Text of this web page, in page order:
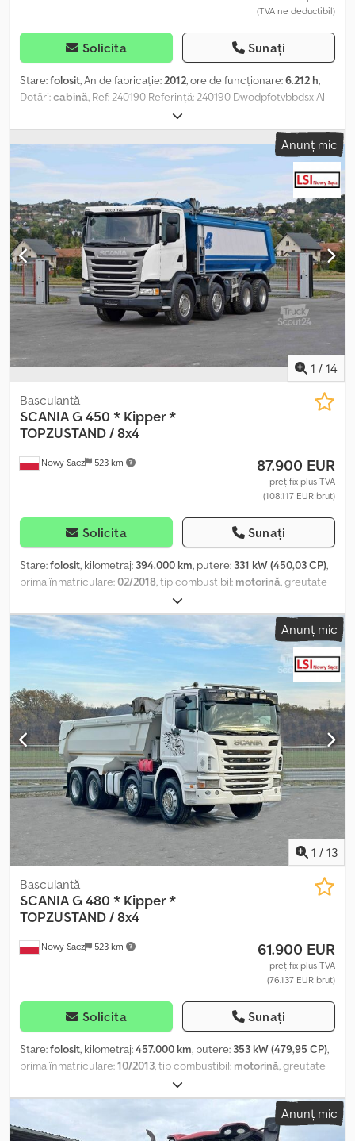
(TVA ne deductibil)
Solicita Sunați
Stare:folosit, An de fabricație:2012, ore de funcționare:6.212 h,
Dotări:cabină, Ref: 240190 Referință: 240190 Dwodpfotvbbdsx Al
Aoa Tip: Tractor agricol Marcă / Model: NEW HOLLAND T7.235 Dată
prima înmatriculare: 20/12/2012 Ore funcționare: 6212 h Preț de
vânzare fără TVA. Livrarea este posibilă contra cost suplimentar.
Mai multe informații și fotografii sunt disponibile pe site-ul nostru!
Programați o vizită pentru a vă putea primi în cele mai bune
condiții! Compania noastră, specializată în achiziția și vânzarea
echipamentelor profesionale, vă oferă și posibilitatea de a prelua
orice tip de utilaje profesionale, evaluarea fiind rapidă și plata
imediată. Vă așteptăm cu plăcere în noile noastre birouri situate
pe strada Route d’Eschau nr. 17, 67400 ILLKIRCH-GRAFFENSTADEN
Dispunem de un parc cu o suprafață de peste 100.000 m² la sud
de Strasbourg și un atelier complet echipat, având peste 350 de
echipamente în stoc, inclusiv utilaje de construcții, manipulare,
agricole, vehicule grele, autoturisme și autoutilitare, cu stocuri
reînnoite lunar. *Descrierea este oferită cu rezervă pentru
eventuale erori. Putere: 185 CP (DIN) Număr tracțiune: 4x4 Tip
Anunț mic
1 / 14
Nowy Sacz 523 km
Basculantă
SCANIAG 450 * Kipper *
TOPZUSTAND / 8x4
87.900 EUR
preț fix plus TVA
(108.117 EUR brut)
Solicita Sunați
Stare:folosit, kilometraj: 394.000 km, putere: 331 kW (450,03 CP),
prima înmatriculare:02/2018 , tip combustibil: motorină , greutate
, configurație ax:3 axe
angrenaj:semiautomat, An de fabricație:2018, Dotări:ABS, aer
condiționat, Scania G 450 / 8x4 BASCULANTĂ FĂRĂ ACCIDENTE ÎN
STARE BUNĂ! ? AN DE FABRICAȚIE: 2018 ? KILOMETRAJ: 394 000
km DOTĂRI: ? ABS ? GEAMURI ELECTRICE ? SERVODIRECȚIE ?
TAHOGRAF Dedpfx Aloupddpo Aowa CAPACITATE: 20 000 kg
GREUTATE TOTALĂ: 34 000 kg AMPATAMENT: 195/220/135 cm
DIMENSIUNE ANVELOPE: 315/80R22,5 SUSPENSIE: FAȚĂ: PE ARC
SPATE: PE AER NUMĂR VIN: YS2G8X40009217631 TEL: * KUBA –
POLONEZĂ, ENGLEZĂ, GERMANĂ, ITALIANĂ * SEBASTIAN –
POLONEZĂ, GERMANĂ, ITALIANĂ, ????? * LASZLO – MAGHIARĂ *
COSTEL – ROMÂNĂ (Facem toate formalitățile pentru export,
inclusiv număr de înmatriculare provizoriu) * RADEK – ?????
Anunț mic
1 / 13
Nowy Sacz 523 km
Basculantă
SCANIAG 480 * Kipper *
TOPZUSTAND / 8x4
61.900 EUR
preț fix plus TVA
(76.137 EUR brut)
Solicita Sunați
Stare:folosit, kilometraj:457.000 km, putere: 353 kW (479,95 CP),
prima înmatriculare:10/2013, tip combustibil: motorină, greutate
, configurație ax:3 axe
angrenaj:automat, An de fabricație:2013, Dotări:ABS, aer
, Scania G 480 / 8x4 BASCULANTĂ Fără accidente ÎN
STARE BUNĂ! Dodpfevbplmox Al Ajwa ? AN DE FABRICAȚIE: 2013 ?
Anunț mic